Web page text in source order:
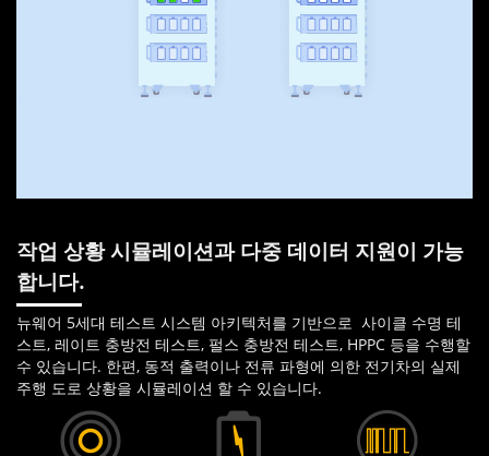
작업 상황 시뮬레이션과 다중 데이터 지원이 가능
합니다.
뉴웨어 5세대 테스트 시스템 아키텍처를 기반으로 사이클 수명 테
스트, 레이트 충방전 테스트, 펄스 충방전 테스트, HPPC 등을 수행할
수 있습니다. 한편, 동적 출력이나 전류 파형에 의한 전기차의 실제
주행 도로 상황을 시뮬레이션 할 수 있습니다.